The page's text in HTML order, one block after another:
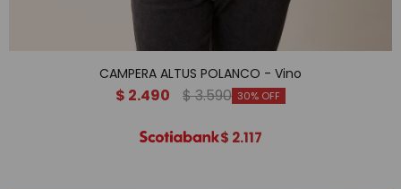
CAMPERA ALTUS POLANCO - Vino
$ 2.490 $3.590 30
$ 2.117